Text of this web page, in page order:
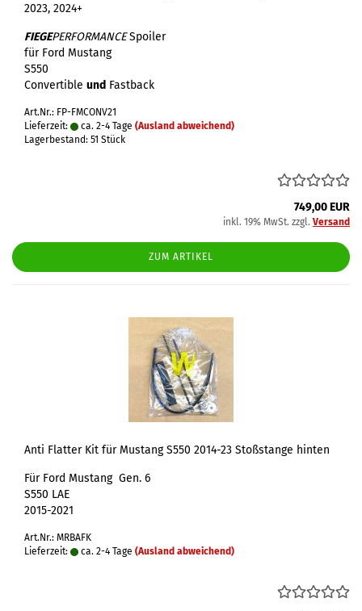
2023, 2024+
FIEGEPERFORMANCESpoiler
für Ford Mustang
S550
Convertible und Fastback
Art.Nr.: FP-FMCONV21
Lieferzeit:
ca. 2-4 Tage (Ausland abweichend)
Lagerbestand: 51 Stück
749,00 EUR
inkl. 19% MwSt. zzgl. Versand
ZUM ARTIKEL
Anti Flatter Kit für Mustang S550 2014-23 Stoßstange hinten
Für Ford Mustang Gen. 6
S550 LAE
2015-2021
Art.Nr.: MRBAFK
Lieferzeit:
ca. 2-4 Tage (Ausland abweichend)